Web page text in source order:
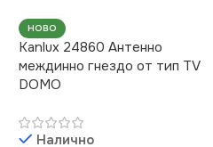
НОВО
Kanlux 24860 Антенно
междинно гнездо от тип TV
DOMO
Налично